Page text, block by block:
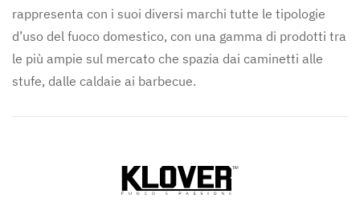
rappresenta con i suoi diversi marchi tutte le tipologie
d’uso del fuoco domestico, con una gamma di prodotti tra
le più ampie sul mercato che spazia dai caminetti alle
stufe, dalle caldaie ai barbecue.